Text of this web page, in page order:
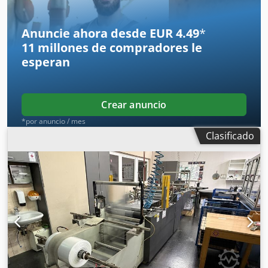
Anuncie ahora desde EUR 4.49*
11 millones de compradores le
esperan
Crear anuncio
*por anuncio / mes
Clasificado